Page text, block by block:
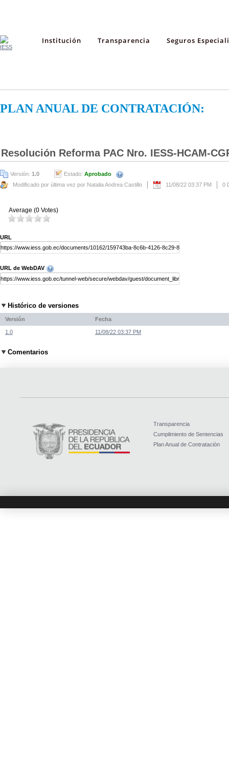
Institución Transparencia Seguros
PLAN ANUAL DE CONTRATACIÓN:
Resolución Reforma PAC Nro. IESS-HCAM-
Versión: 1.0 Estado: Aprobado
Modificado por última vez por Natalia Andrea Castillo
11/08/22 03:37 PM 0
Average (0 Votes)
URL
URL de WebDAV
Histórico de versiones
Versión Fecha
1.0 11/08/22 03:37 PM
Comentarios
Transparencia
Cumplimiento de Sentencias
Plan Anual de Contratación